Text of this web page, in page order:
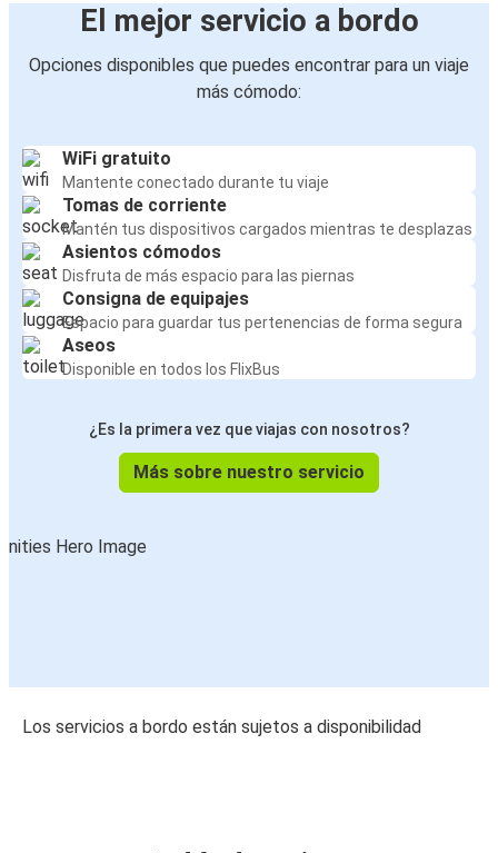
El mejor servicio a bordo
Opciones disponibles que puedes encontrar para un viaje
más cómodo:
WiFi gratuito
Mantente conectado durante tu viaje
Tomas de corriente
Mantén tus dispositivos cargados mientras te desplazas
Asientos cómodos
Disfruta de más espacio para las piernas
Consigna de equipajes
Espacio para guardar tus pertenencias de forma segura
Aseos
Disponible en todos los FlixBus
¿Es la primera vez que viajas con nosotros?
Más sobre nuestro servicio
Los servicios a bordo están sujetos a disponibilidad